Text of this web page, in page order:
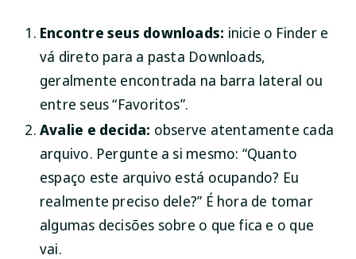
Encontre seus downloads: inicie o Finder e
vá direto para a pasta Downloads,
geralmente encontrada na barra lateral ou
entre seus “Favoritos”.
Avalie e decida: observe atentamente cada
arquivo. Pergunte a si mesmo: “Quanto
espaço este arquivo está ocupando? Eu
realmente preciso dele?” É hora de tomar
algumas decisões sobre o que fica e o que
vai.